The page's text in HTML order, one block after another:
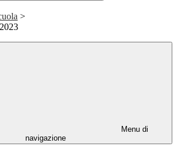
>
Menu di
navigazione